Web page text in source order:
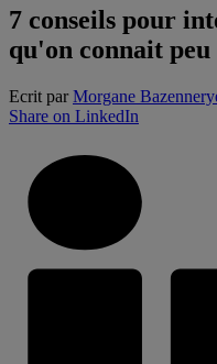
7 conseils pour
qu'on connait peu
Ecrit parMorgane
Share on LinkedIn